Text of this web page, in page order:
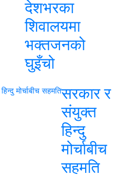
देशभरका
शिवालयमा
भक्तजनको
घुइँचो
सरकार र
संयुक्त
हिन्दु
मोर्चाबीच
सहमति